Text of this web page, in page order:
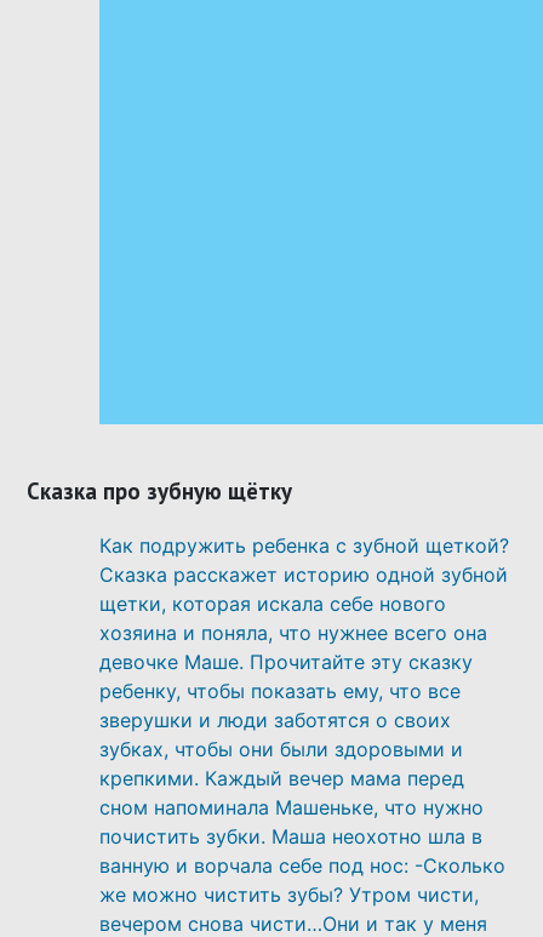
Сказка про зубную щётку
Как подружить ребенка с зубной щеткой?
Сказка расскажет историю одной зубной
щетки, которая искала себе нового
хозяина и поняла, что нужнее всего она
девочке Маше. Прочитайте эту сказку
ребенку, чтобы показать ему, что все
зверушки и люди заботятся о своих
зубках, чтобы они были здоровыми и
крепкими. Каждый вечер мама перед
сном напоминала Машеньке, что нужно
почистить зубки. Маша неохотно шла в
ванную и ворчала себе под нос: -Сколько
же можно чистить зубы? Утром чисти,
вечером снова чисти…Они и так у меня